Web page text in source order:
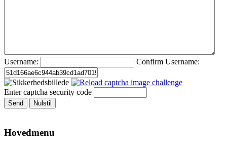
Username: Confirm Username:
Enter captcha security code
Send Nulstil
Hovedmenu